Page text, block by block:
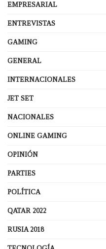
EMPRESARIAL
ENTREVISTAS
GAMING
GENERAL
INTERNACIONALES
JET SET
NACIONALES
ONLINE GAMING
OPINIÓN
PARTIES
POLÍTICA
QATAR 2022
RUSIA 2018